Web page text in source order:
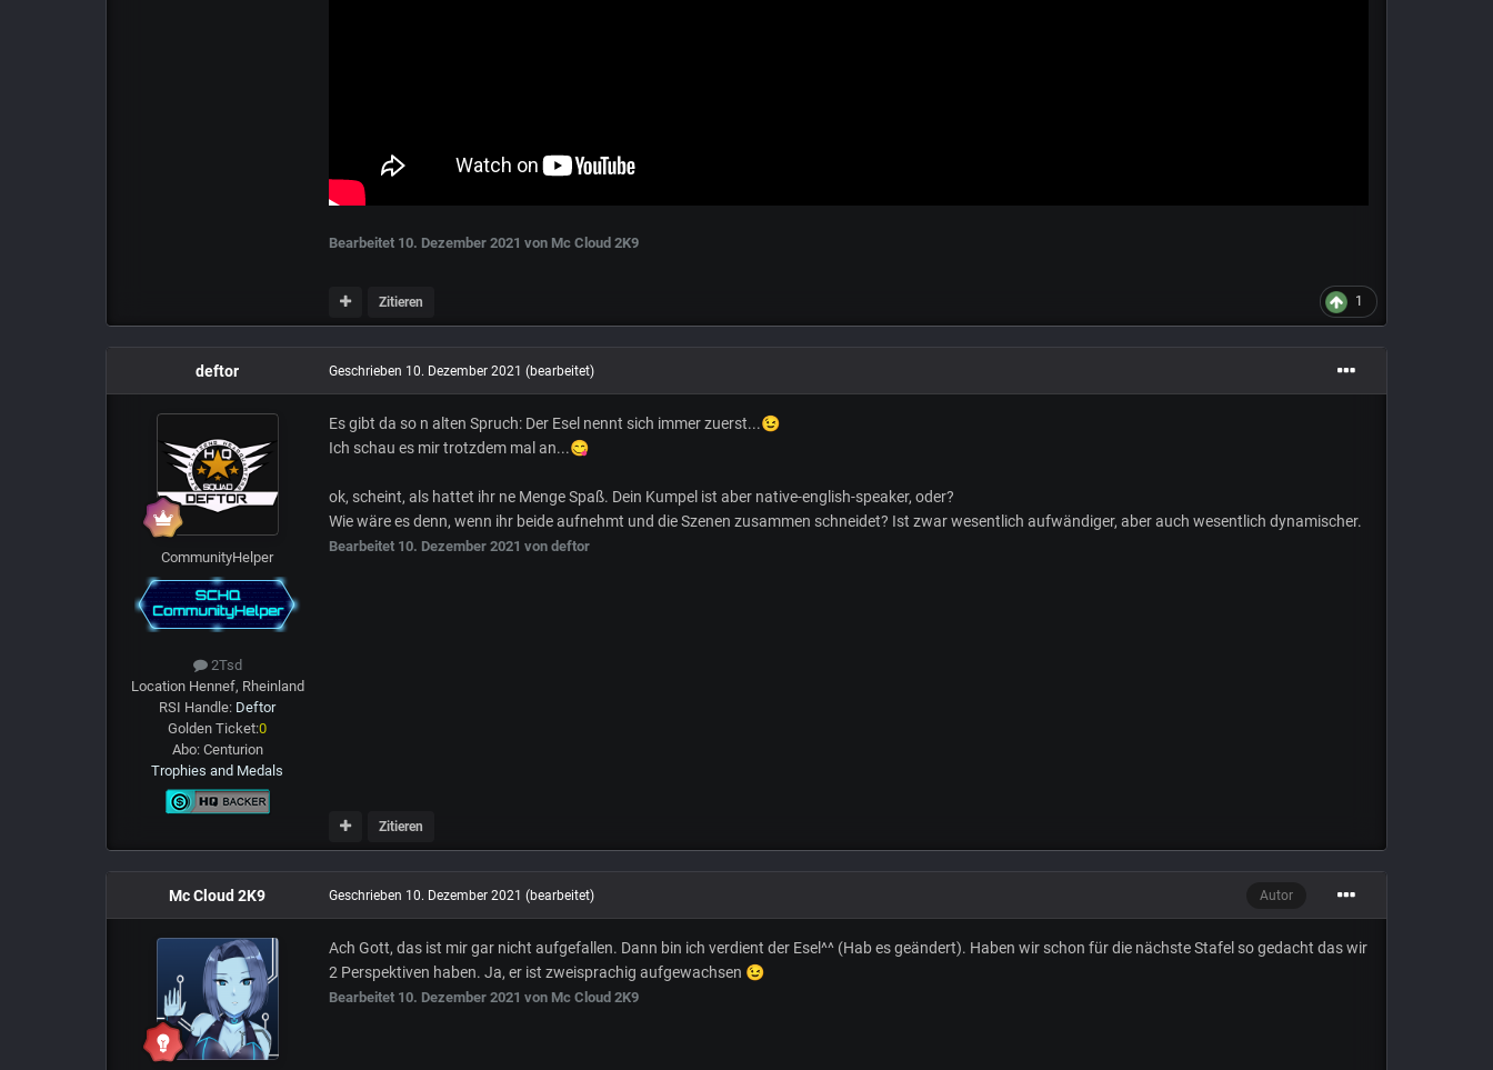
Bearbeitet 10. Dezember 2021 von Mc Cloud 2K9
1
Zitieren
deftor
CommunityHelper
2Tsd
Location Hennef, Rheinland
RSI Handle: Deftor
Golden Ticket:0
Abo: Centurion
Trophies and Medals
Geschrieben 10. Dezember 2021 (bearbeitet)
Es gibt da so n alten Spruch: Der Esel nennt sich immer zuerst...😉
Ich schau es mir trotzdem mal an...😋
ok, scheint, als hattet ihr ne Menge Spaß. Dein Kumpel ist aber native-english-speaker, oder?
Wie wäre es denn, wenn ihr beide aufnehmt und die Szenen zusammen schneidet? Ist zwar wesentlich aufwändiger, aber auch wesentlich dynamischer.
Bearbeitet 10. Dezember 2021 von deftor
Zitieren
Mc Cloud 2K9 Autor
Geschrieben 10. Dezember 2021 (bearbeitet)
Ach Gott, das ist mir gar nicht aufgefallen. Dann bin ich verdient der Esel^^ (Hab es geändert). Haben wir schon für die nächste Stafel so gedacht das wir
2 Perspektiven haben. Ja, er ist zweisprachig aufgewachsen 😉
Bearbeitet 10. Dezember 2021 von Mc Cloud 2K9